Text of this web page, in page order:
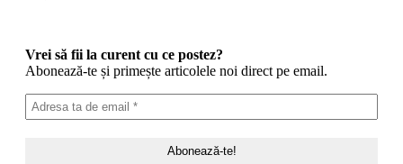
Vrei să fii la curent cu ce postez?
Abonează-te și primește articolele noi direct pe email.